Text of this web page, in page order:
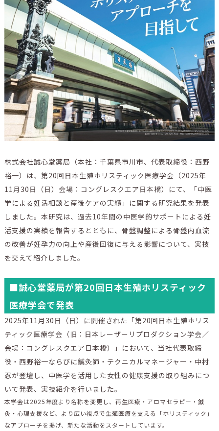
株式会社誠心堂薬局（本社：千葉県市川市、代表取締役：西野
裕一）は、第20回日本生殖ホリスティック医療学会（2025年
11月30日（日）会場：コングレスクエア日本橋）にて、「中医
学による妊活相談と産後ケアの実績」に関する研究結果を発表
しました。本研究は、過去10年間の中医学的サポートによる妊
活支援の実績を報告するとともに、骨盤調整による骨盤内血流
の改善が妊孕力の向上や産後回復に与える影響について、実技
を交えて紹介しました。
■誠心堂薬局が第20回日本生殖ホリスティック
医療学会で発表
2025年11月30日（日）に開催された「第20回日本生殖ホリス
ティック医療学会（旧：日本レーザーリプロダクション学会／
会場：コングレスクエア日本橋）」において、当社代表取締
役・西野裕一ならびに鍼灸師・テクニカルマネージャー・中村
忍が登壇し、中医学を活用した女性の健康支援の取り組みにつ
いて発表、実技紹介を行いました。
本学会は2025年度より名称を変更し、再生医療・アロマセラピー・鍼
灸・心理支援など、より広い視点で生殖医療を支える「ホリスティック」
なアプローチを掲げ、新たな活動をスタートしています。